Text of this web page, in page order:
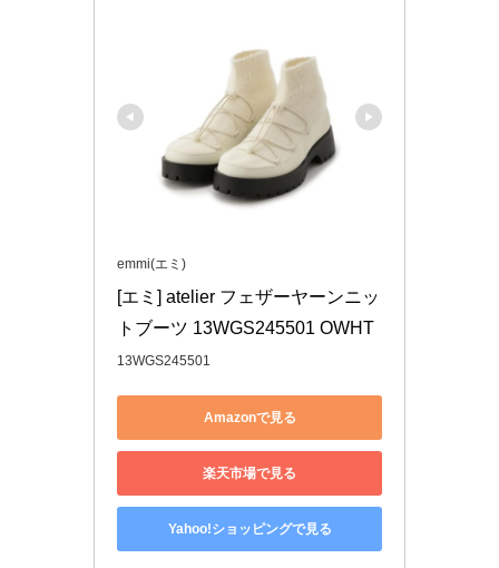
emmi(エミ)
[エミ] atelier フェザーヤーンニッ
トブーツ 13WGS245501 OWHT
13WGS245501
Amazonで見る
楽天市場で見る
Yahoo!ショッピングで見る